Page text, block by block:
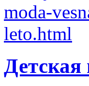
Детская